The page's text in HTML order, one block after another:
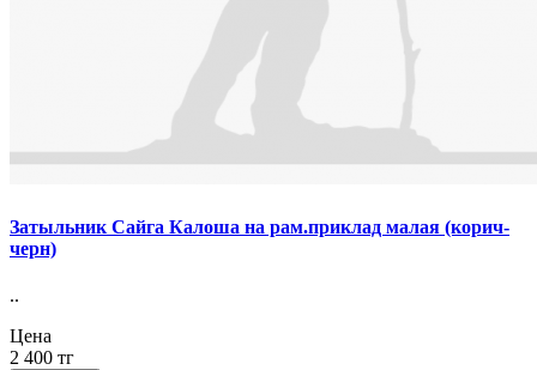
Затыльник Сайга Калоша на рам.приклад малая (корич-
черн)
..
Цена
2 400 тг